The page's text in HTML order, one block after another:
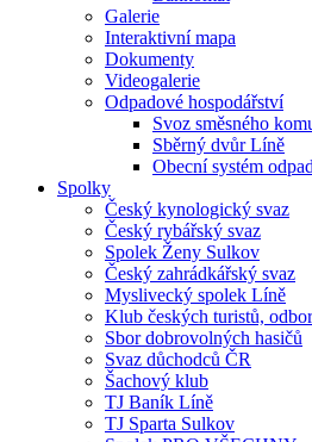
Galerie
Interaktivní mapa
Dokumenty
Videogalerie
Odpadové hospodářství
Svoz směsného
Sběrný dvůr Líně
Obecní systém
Spolky
Český kynologický svaz
Český rybářský svaz
Spolek Ženy Sulkov
Český zahrádkářský svaz
Myslivecký spolek Líně
Klub českých turistů,
Sbor dobrovolných hasičů
Svaz důchodců ČR
Šachový klub
TJ Baník Líně
TJ Sparta Sulkov